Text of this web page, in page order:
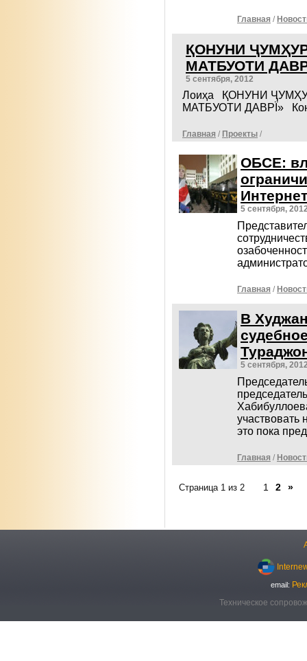
Главная /
ҚОНУНИ
МАТБУОТИ
5 сентября, 2012
Лоиҳа ҚОНУНИ
МАТБУОТИ ДАВРЇ»
Главная / Проекты /
ОБСЕ:
5 сентября,
Главная /
В
5 сентября,
участвовать
это пока
Главная /
Страница 1 из 2 1 2 »
email:
Техническое